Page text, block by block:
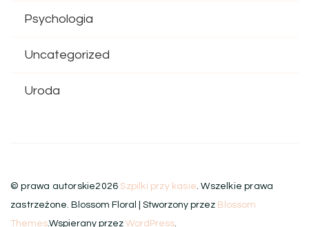
Psychologia
Uncategorized
Uroda
© prawa autorskie2026 Szpilki przy kasie. Wszelkie prawa
zastrzeżone. Blossom Floral | Stworzony przez Blossom
Themes.Wspierany przez WordPress.